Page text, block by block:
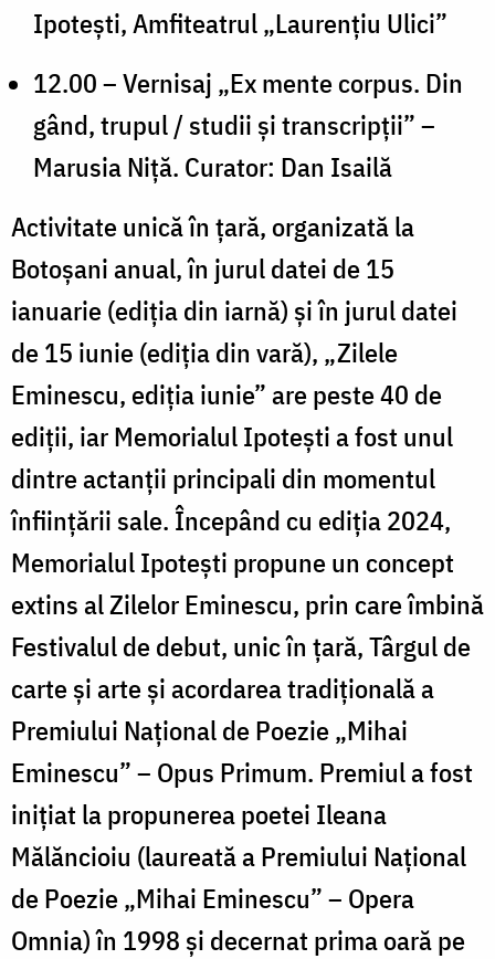
Ipotești, Amfiteatrul „Laurențiu Ulici”
12.00 – Vernisaj „Ex mente corpus. Din
gând, trupul / studii și transcripții” –
Marusia Niță. Curator: Dan Isailă
Activitate unică în țară, organizată la
Botoșani anual, în jurul datei de 15
ianuarie (ediția din iarnă) și în jurul datei
de 15 iunie (ediția din vară), „Zilele
Eminescu, ediția iunie” are peste 40 de
ediții, iar Memorialul Ipotești a fost unul
dintre actanții principali din momentul
înființării sale. Începând cu ediția 2024,
Memorialul Ipotești propune un concept
extins al Zilelor Eminescu, prin care îmbină
Festivalul de debut, unic în țară, Târgul de
carte și arte și acordarea tradițională a
Premiului Național de Poezie „Mihai
Eminescu” – Opus Primum. Premiul a fost
inițiat la propunerea poetei Ileana
Mălăncioiu (laureată a Premiului Național
de Poezie „Mihai Eminescu” – Opera
Omnia) în 1998 și decernat prima oară pe